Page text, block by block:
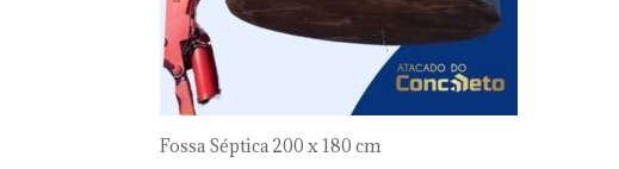
Fossa Séptica 200 x 180 cm